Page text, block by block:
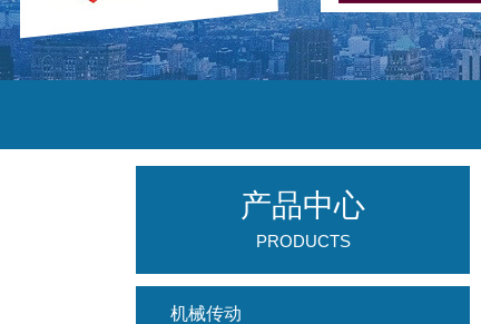
产品中心
PRODUCTS
机械传动